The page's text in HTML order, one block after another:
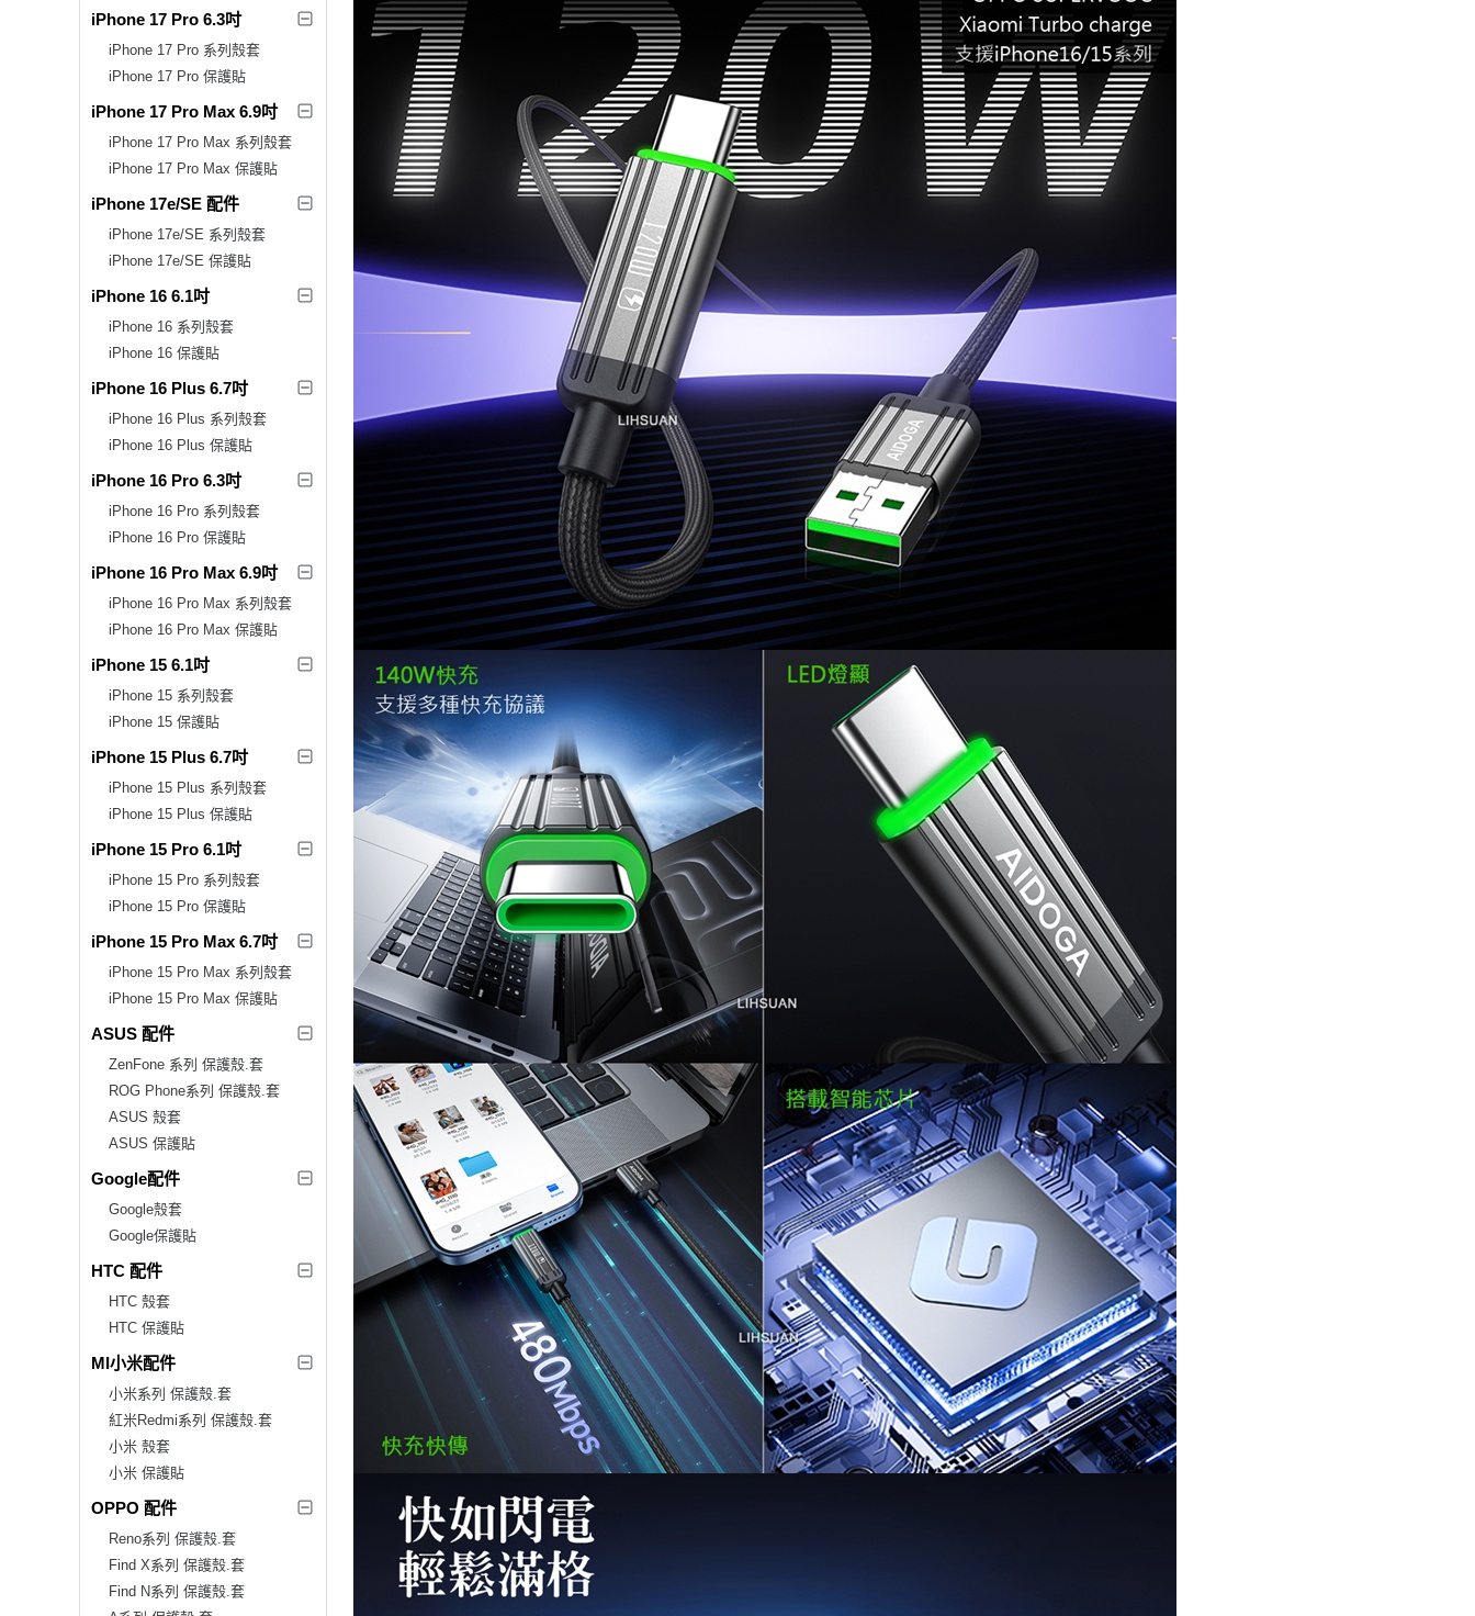
iPhone 17 Pro 6.3吋
iPhone 17 Pro 系列殼套
iPhone 17 Pro 保護貼
iPhone 17 Pro Max 6.9吋
iPhone 17 Pro Max 系列殼套
iPhone 17 Pro Max 保護貼
iPhone 17e/SE 配件
iPhone 17e/SE 系列殼套
iPhone 17e/SE 保護貼
iPhone 16 6.1吋
iPhone 16 系列殼套
iPhone 16 保護貼
iPhone 16 Plus 6.7吋
iPhone 16 Plus 系列殼套
iPhone 16 Plus 保護貼
iPhone 16 Pro 6.3吋
iPhone 16 Pro 系列殼套
iPhone 16 Pro 保護貼
iPhone 16 Pro Max 6.9吋
iPhone 16 Pro Max 系列殼套
iPhone 16 Pro Max 保護貼
iPhone 15 6.1吋
iPhone 15 系列殼套
iPhone 15 保護貼
iPhone 15 Plus 6.7吋
iPhone 15 Plus 系列殼套
iPhone 15 Plus 保護貼
iPhone 15 Pro 6.1吋
iPhone 15 Pro 系列殼套
iPhone 15 Pro 保護貼
iPhone 15 Pro Max 6.7吋
iPhone 15 Pro Max 系列殼套
iPhone 15 Pro Max 保護貼
ASUS 配件
ZenFone 系列 保護殼.套
ROG Phone系列 保護殼.套
ASUS 殼套
ASUS 保護貼
Google配件
Google殼套
Google保護貼
HTC 配件
HTC 殼套
HTC 保護貼
MI小米配件
小米系列 保護殼.套
紅米Redmi系列 保護殼.套
小米 殼套
小米 保護貼
OPPO 配件
Reno系列 保護殼.套
Find X系列 保護殼.套
Find N系列 保護殼.套